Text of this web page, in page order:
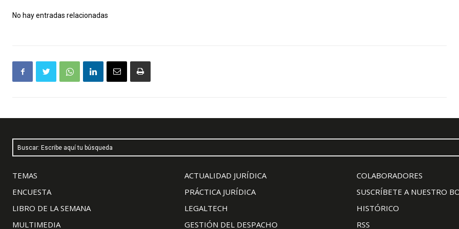
No hay entradas relacionadas
Buscar: Escribe aquí tu búsqueda
TEMAS
ENCUESTA
LIBRO DE LA SEMANA
MULTIMEDIA
ACTUALIDAD JURÍDICA
PRÁCTICA JURÍDICA
LEGALTECH
GESTIÓN DEL DESPACHO
COLABORADORES
SUSCRÍBETE A NUESTRO
HISTÓRICO
RSS